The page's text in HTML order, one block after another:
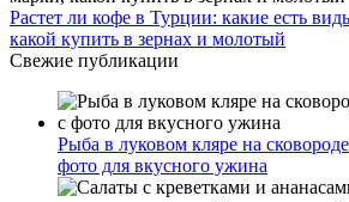
Растет ли кофе в Турции: какие есть
какой купить в зернах и молотый
Свежие публикации
Рыба в луковом кляре на
фото для вкусного ужина